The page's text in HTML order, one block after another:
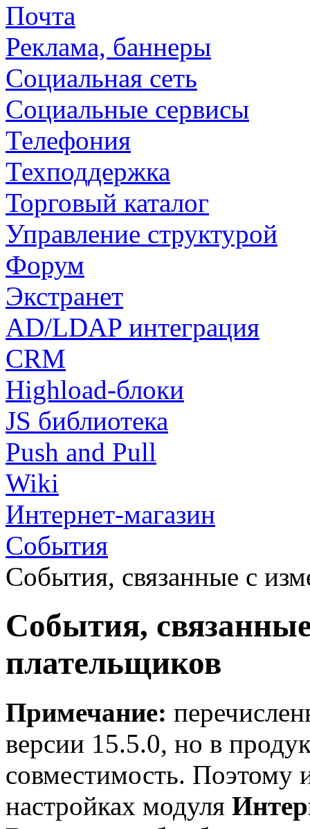
Почта
Реклама, баннеры
Социальная сеть
Социальные сервисы
Телефония
Техподдержка
Торговый каталог
Управление структурой
Форум
Экстранет
AD/LDAP интеграция
CRM
Highload-блоки
JS библиотека
Push and Pull
Wiki
Интернет-магазин
События
События, связанные с
События,
плательщиков
Примечание:
версии 15.5.0, но в
совместимость. Поэтому
настройках модуля